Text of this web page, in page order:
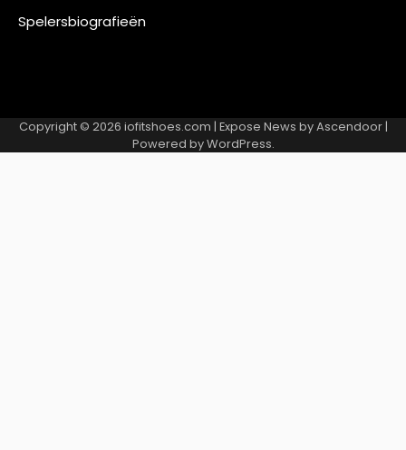
Spelersbiografieën
Copyright © 2026 iofitshoes.com | Expose News byAscendoor|
Powered byWordPress.